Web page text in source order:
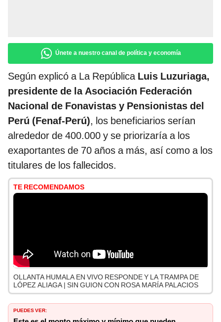
Únete a nuestro canal de política y economía
Según explicó a La República Luis Luzuriaga,
presidente de la Asociación Federación
Nacional de Fonavistas y Pensionistas del
Perú (Fenaf-Perú), los beneficiarios serían
alrededor de 400.000 y se priorizaría a los
exaportantes de 70 años a más, así como a los
titulares de los fallecidos.
TE RECOMENDAMOS
OLLANTA HUMALA EN VIVO RESPONDE Y LA TRAMPA DE
LÓPEZ ALIAGA | SIN GUION CON ROSA MARÍA PALACIOS
PUEDES VER: